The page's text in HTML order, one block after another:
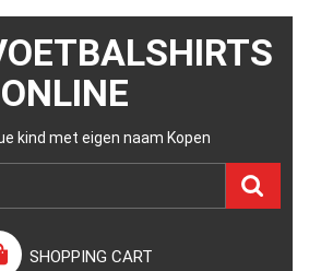
ONLINE
kind met eigen naam Kopen
SHOPPING CART